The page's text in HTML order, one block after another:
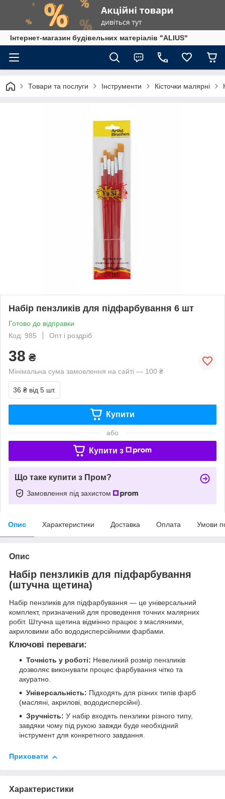
Інтернет-магазин будівельних матеріалів "ALIUS"
Товари та послуги Інструменти Кісточки малярні
Набір пензликів для підфарбування 6 шт
Готово до відправки
Код: 985
Опт і роздріб
38 ₴
Мінімальна сума замовлення на сайті — 100 ₴
36 ₴ від 5 шт.
Купити
або
Купити з
Що таке купити з Пром?
Замовлення під захистом
Опис Характеристики Доставка Оплата Умови
Опис
Набір пензликів для підфарбування
(штучна щетина)
Набір пензликів для підфарбування — це універсальний
комплект, призначений для проведення точних малярних
робіт. Штучна щетина відмінно працює з масляними,
акриловими або вододисперсійними фарбами.
Ключові переваги:
Точність у роботі: Невеликий розмір пензликів
дозволяє виконувати процес фарбування чітко та
акуратно.
Універсальність: Підходять для різних типів фарб
(масляні, акрилові, вододисперсійні).
Зручність: У набір входять пензлики різного типу,
завдяки чому під рукою завжди буде необхідний
інструмент для конкретного завдання.
Приховати
Характеристики